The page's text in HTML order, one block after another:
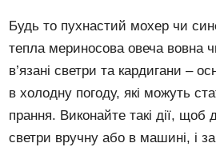
Будь то пухнастий мохер чи
тепла мериносова овеча вовна
в’язані светри та кардигани –
в холодну погоду, які можуть
прання. Виконайте такі дії, щоб
светри вручну або в машині, і